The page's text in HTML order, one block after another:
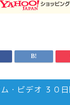
・ビデオ ３０